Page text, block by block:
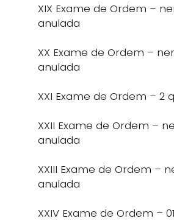
XIX Exame de Ordem –
anulada
XX Exame de Ordem –
anulada
XXI Exame de Ordem – 2
XXII Exame de Ordem –
anulada
XXIII Exame de Ordem –
anulada
XXIV Exame de Ordem –